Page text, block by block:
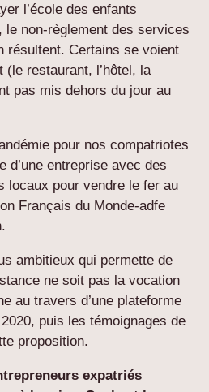
l’école des enfants
le non-règlement des services
résultent. Certains se voient
restaurant, l’hôtel, la
pas mis dehors du jour au
pour nos compatriotes
entreprise avec des
locaux pour vendre le fer au
Français du Monde-adfe
ambitieux qui permette de
ne soit pas la vocation
au travers d’une plateforme
puis les témoignages de
proposition.
expatriés